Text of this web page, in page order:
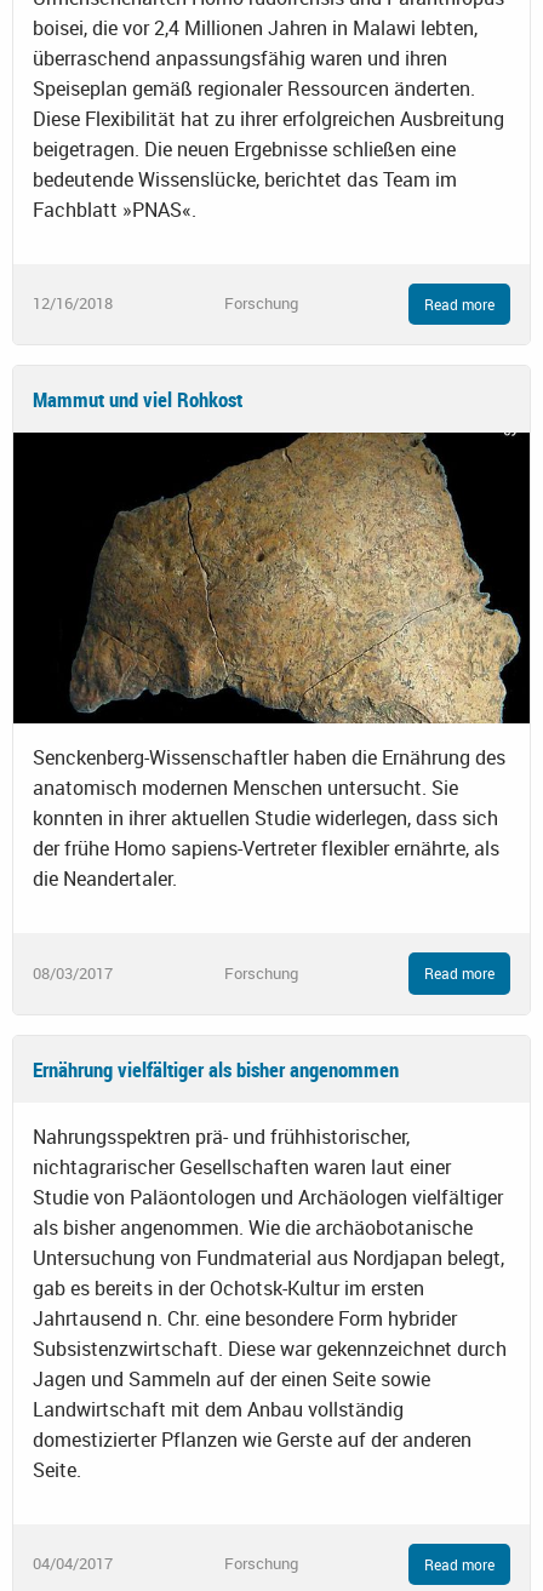
boisei, die vor 2,4 Millionen Jahren in Malawi lebten,
überraschend anpassungsfähig waren und ihren
Speiseplan gemäß regionaler Ressourcen änderten.
Diese Flexibilität hat zu ihrer erfolgreichen Ausbreitung
beigetragen. Die neuen Ergebnisse schließen eine
bedeutende Wissenslücke, berichtet das Team im
Fachblatt »PNAS«.
12/16/2018 Forschung Read more
Mammut und viel Rohkost
Senckenberg-Wissenschaftler haben die Ernährung des
anatomisch modernen Menschen untersucht. Sie
konnten in ihrer aktuellen Studie widerlegen, dass sich
der frühe Homo sapiens-Vertreter flexibler ernährte, als
die Neandertaler.
08/03/2017 Forschung Read more
Ernährung vielfältiger als bisher angenommen
Nahrungsspektren prä- und frühhistorischer,
nichtagrarischer Gesellschaften waren laut einer
Studie von Paläontologen und Archäologen vielfältiger
als bisher angenommen. Wie die archäobotanische
Untersuchung von Fundmaterial aus Nordjapan belegt,
gab es bereits in der Ochotsk-Kultur im ersten
Jahrtausend n. Chr. eine besondere Form hybrider
Subsistenzwirtschaft. Diese war gekennzeichnet durch
Jagen und Sammeln auf der einen Seite sowie
Landwirtschaft mit dem Anbau vollständig
domestizierter Pflanzen wie Gerste auf der anderen
Seite.
04/04/2017 Forschung Read more